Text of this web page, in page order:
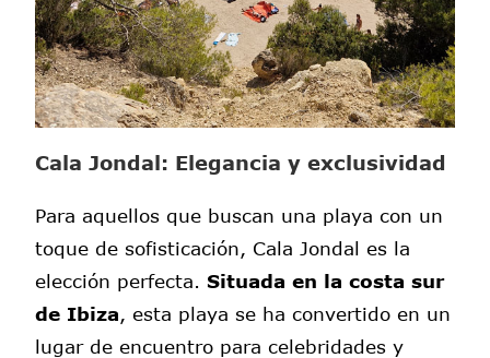
Cala Jondal: Elegancia y exclusividad
Para aquellos que buscan una playa con un
toque de sofisticación, Cala Jondal es la
elección perfecta.
Situada en la costa sur
de Ibiza , esta playa se ha convertido en un
lugar de encuentro para celebridades y